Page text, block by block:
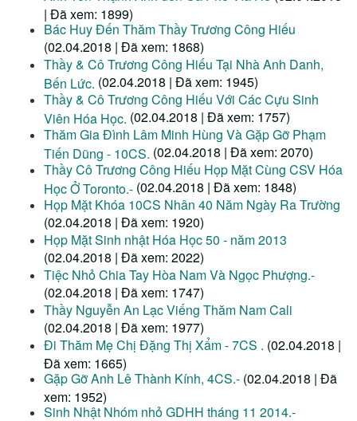
| Đã xem: 1899)
Bác Huy Đến Thăm Thầy Trương Công Hiếu
(02.04.2018 | Đã xem: 1868)
Thầy & Cô Trương Công Hiếu Tại Nhà Anh Danh,
Bến Lức. (02.04.2018 | Đã xem: 1945)
Thầy & Cô Trương Công Hiếu Với Các Cựu Sinh
Viên Hóa Học. (02.04.2018 | Đã xem: 1757)
Thăm Gia Đình Lâm Minh Hùng Và Gặp Gỡ Phạm
Tiến Dũng - 10CS. (02.04.2018 | Đã xem: 2070)
Thầy Cô Trương Công Hiếu Họp Mặt Cùng CSV Hóa
Học Ở Toronto.- (02.04.2018 | Đã xem: 1848)
Họp Mặt Khóa 10CS Nhân 40 Năm Ngày Ra Trường
(02.04.2018 | Đã xem: 1920)
Họp Mặt Sinh nhật Hóa Học 50 - năm 2013
(02.04.2018 | Đã xem: 2022)
Tiệc Nhỏ Chia Tay Hòa Nam Và Ngọc Phượng.-
(02.04.2018 | Đã xem: 1747)
Thầy Nguyễn An Lạc Viếng Thăm Nam Cali
(02.04.2018 | Đã xem: 1977)
Đi Thăm Mẹ Chị Đặng Thị Xẩm - 7CS . (02.04.2018 |
Đã xem: 1665)
Gặp Gỡ Anh Lê Thành Kính, 4CS.- (02.04.2018 | Đã
xem: 1952)
Sinh Nhật Nhóm nhỏ GDHH tháng 11 2014.-